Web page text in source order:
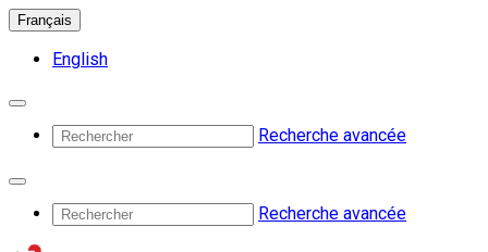
Français
English
Recherche avancée
Recherche avancée